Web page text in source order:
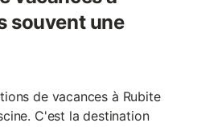
souvent une
de vacances à Rubite
C'est la destination